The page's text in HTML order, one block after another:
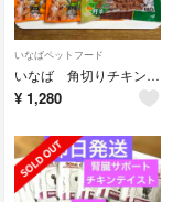
いなばペットフード
いなば 角切りチキン ペティオ 牛タン まろ 角切り
¥ 1,280